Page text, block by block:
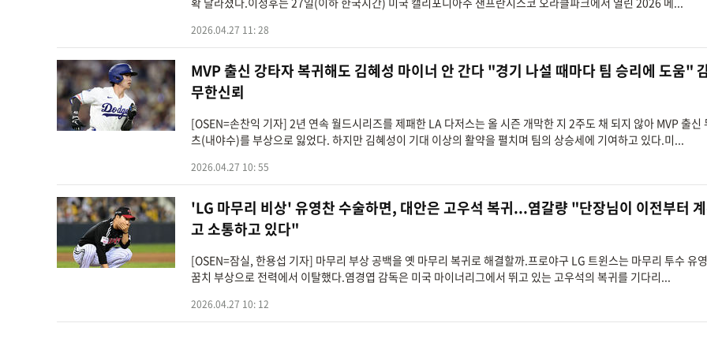
2026.04.27 11: 28
MVP 출신 강타자 복귀해도 김혜성 마이너 안 간다 "경기 나설 때마다 팀 승리에 도움"
무한신뢰
[OSEN=손찬익 기자] 2년 연속 월드시리즈를 제패한 LA 다저스는 올 시즌 개막한 지 2주도 채 되지 않아 MVP 출신
츠(내야수)를 부상으로 잃었다. 하지만 김혜성이 기대 이상의 활약을 펼치며 팀의 상승세에 기여하고 있다.미...
2026.04.27 10: 55
'LG 마무리 비상' 유영찬 수술하면, 대안은 고우석 복귀...염갈량 "단장님이 이전부터
고 소통하고 있다"
[OSEN=잠실, 한용섭 기자] 마무리 부상 공백을 옛 마무리 복귀로 해결할까.프로야구 LG 트윈스는 마무리 투수 유
꿈치 부상으로 전력에서 이탈했다.염경엽 감독은 미국 마이너리그에서 뛰고 있는 고우석의 복귀를 기다리...
2026.04.27 10: 12